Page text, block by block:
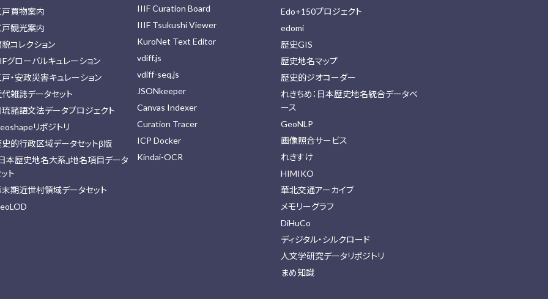
戸買物案内
戸観光案内
コレクション
グローバルキュレーション
・安政災害キュレーション
雑誌データセット
諸語文法データプロジェクト
リポジトリ
的行政区域データセットβ版
本歴史地名大系』地名項目データ
ト
期近世村領域データセット
IIIF Curation Board
IIIF Tsukushi Viewer
KuroNet Text Editor
vdiff.js
vdiff-seq.js
JSONkeeper
Canvas Indexer
Curation Tracer
ICP Docker
Kindai-OCR
Edo+150プロジェクト
edomi
歴史GIS
歴史地名マップ
歴史的ジオコーダー
れきちめ：日本歴史地名統合データベ
ース
GeoNLP
画像照合サービス
れきすけ
HIMIKO
華北交通アーカイブ
メモリーグラフ
DiHuCo
ディジタル・シルクロード
人文学研究データリポジトリ
まめ知識